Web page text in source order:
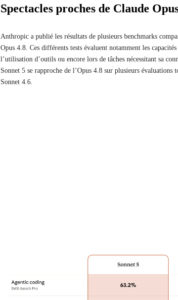
Spectacles proches de Claude
Anthropic a publié les résultats de plusieurs benchmarks
Opus 4.8. Ces différents tests évaluent notamment les
l’utilisation d’outils ou encore lors de tâches nécessitant sa
Sonnet 5 se rapproche de l’Opus 4.8 sur plusieurs évaluations
Sonnet 4.6.